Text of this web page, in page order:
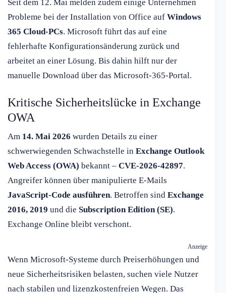
Seit dem 12. Mai melden zudem einige Unternehmen
Probleme bei der Installation von Office auf Windows
365 Cloud-PCs. Microsoft führt das auf eine
fehlerhafte Konfigurationsänderung zurück und
arbeitet an einer Lösung. Bis dahin hilft nur der
manuelle Download über das Microsoft-365-Portal.
Kritische Sicherheitslücke in Exchange
OWA
Am 14. Mai 2026 wurden Details zu einer
schwerwiegenden Schwachstelle in Exchange Outlook
Web Access (OWA) bekannt – CVE-2026-42897.
Angreifer können über manipulierte E-Mails
JavaScript-Code ausführen. Betroffen sind Exchange
2016, 2019 und die Subscription Edition (SE).
Exchange Online bleibt verschont.
Anzeige
Wenn Microsoft-Systeme durch Preiserhöhungen und
neue Sicherheitsrisiken belasten, suchen viele Nutzer
nach stabilen und lizenzkostenfreien Wegen. Das